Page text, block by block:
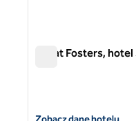
Great Fosters, hotel
Zobacz szczegóły